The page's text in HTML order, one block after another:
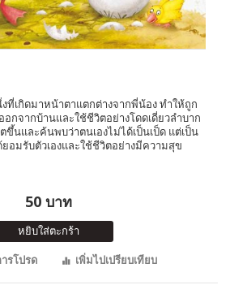
งที่เกิดมาหน้าตาแตกต่างจากพี่น้อง ทำให้ถูก
อกจากบ้านและใช้ชีวิตอย่างโดดเดี่ยวลำบาก
ขึ้นและค้นพบว่าตนเองไม่ได้เป็นเป็ด แต่เป็น
อมรับตัวเองและใช้ชีวิตอย่างมีความสุข
50 บาท
หยิบใส่ตะกร้า
รโปรด
เพิ่มไปเปรียบเทียบ